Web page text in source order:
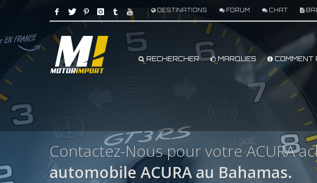
DESTINATIONS FORUM CHAT
RECHERCHER MARQUES COMMENT
Contactez-Nous pour votre ACURA
automobile ACURA au Bahamas.